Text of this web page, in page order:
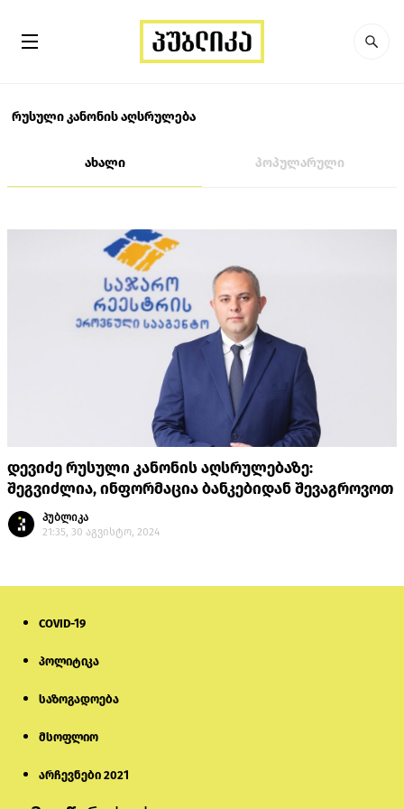
რუსული კანონის აღსრულება
ახალი პოპულარული
დევიძე რუსული კანონის აღსრულებაზე:
შეგვიძლია, ინფორმაცია ბანკებიდან შევაგროვოთ
პუბლიკა
21:35, 30 აგვისტო, 2024
COVID-19
პოლიტიკა
საზოგადოება
მსოფლიო
არჩევნები 2021